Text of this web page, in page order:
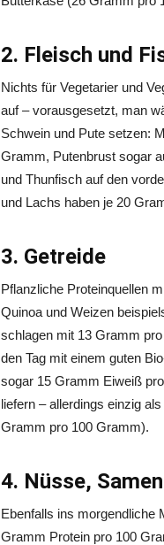
2. Fleisch und
Nichts für Vegetarier und
auf – vorausgesetzt, man
Schwein und Pute setzen:
Gramm, Putenbrust sogar
und Thunfisch auf den
und Lachs haben je 20
3. Getreide
Pflanzliche Proteinquellen
Quinoa und Weizen
schlagen mit 13 Gramm
den Tag mit einem guten
sogar 15 Gramm Eiweiß
liefern – allerdings einzig
Gramm pro 100 Gramm).
4. Nüsse,
Ebenfalls ins morgendliche
Gramm Protein pro 100